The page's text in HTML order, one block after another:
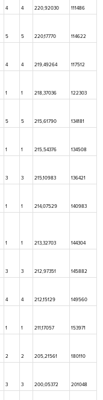
4 4 220,92030 111486
5 5 220,17770 114622
4 4 219,49264 117512
1 1 218,37036 122303
5 5 215,61790 134181
1 1 215,54376 134508
3 3 215,10983 136421
1 1 214,07529 140983
1 1 213,32703 144304
3 3 212,97351 145882
4 4 212,15129 149560
1 1 211,17057 153971
2 2 205,21561 180110
3 3 200,05372 201048